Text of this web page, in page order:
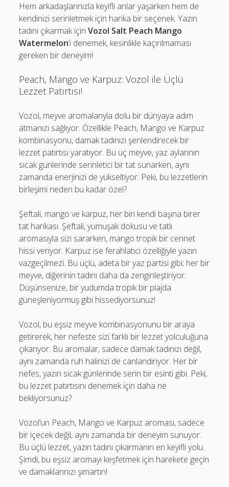
Hem arkadaşlarınızla keyifli anlar yaşarken hem de
kendinizi serinletmek için harika bir seçenek. Yazın
tadını çıkarmak içinVozol Salt Peach Mango
Watermelon’ı denemek, kesinlikle kaçırılmaması
gereken bir deneyim!
Peach, Mango ve Karpuz: Vozol ile Üçlü
Lezzet Patırtısı!
Vozol, meyve aromalarıyla dolu bir dünyaya adım
atmanızı sağlıyor. Özellikle Peach, Mango ve Karpuz
kombinasyonu, damak tadınızı şenlendirecek bir
lezzet patırtısı yaratıyor. Bu üç meyve, yaz aylarının
sıcak günlerinde serinletici bir tat sunarken, aynı
zamanda enerjinizi de yükseltiyor. Peki, bu lezzetlerin
birleşimi neden bu kadar özel?
Şeftali, mango ve karpuz, her biri kendi başına birer
tat harikası. Şeftali, yumuşak dokusu ve tatlı
aromasıyla sizi sararken, mango tropik bir cennet
hissi veriyor. Karpuz ise ferahlatıcı özelliğiyle yazın
vazgeçilmezi. Bu üçlü, adeta bir yaz partisi gibi; her bir
meyve, diğerinin tadını daha da zenginleştiriyor.
Düşünsenize, bir yudumda tropik bir plajda
güneşleniyormuş gibi hissediyorsunuz!
Vozol, bu eşsiz meyve kombinasyonunu bir araya
getirerek, her nefeste sizi farklı bir lezzet yolculuğuna
çıkarıyor. Bu aromalar, sadece damak tadınızı değil,
aynı zamanda ruh halinizi de canlandırıyor. Her bir
nefes, yazın sıcak günlerinde serin bir esinti gibi. Peki,
bu lezzet patırtısını denemek için daha ne
bekliyorsunuz?
Vozol’un Peach, Mango ve Karpuz aroması, sadece
bir içecek değil, aynı zamanda bir deneyim sunuyor.
Bu üçlü lezzet, yazın tadını çıkarmanın en keyifli yolu.
Şimdi, bu eşsiz aromayı keşfetmek için harekete geçin
ve damaklarınızı şımartın!